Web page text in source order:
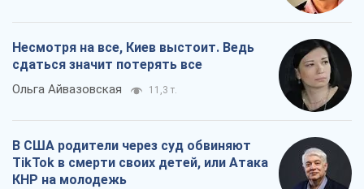
Несмотря на все, Киев выстоит. Ведь
сдаться значит потерять все
Ольга Айвазовская 11,3 т.
В США родители через суд обвиняют
TikTok в смерти своих детей, или Атака
КНР на молодежь